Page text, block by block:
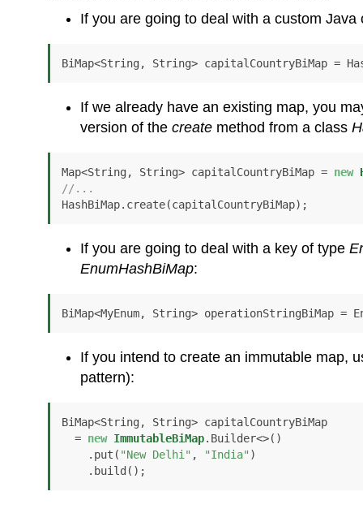
If you are going to deal with a custom
BiMap<String, String> capitalCountryBiMap =
If we already have an existing map, you
version of the createmethod from a class
Map<String, String> capitalCountryBiMap = new
//...
If you are going to deal with a key of type
EnumHashBiMap:
If you intend to create an immutable map,
pattern):
BiMap<String, String> capitalCountryBiMap
  =
new ImmutableBiMap.Builder<>()
    .put(
"New Delhi" , "India" )